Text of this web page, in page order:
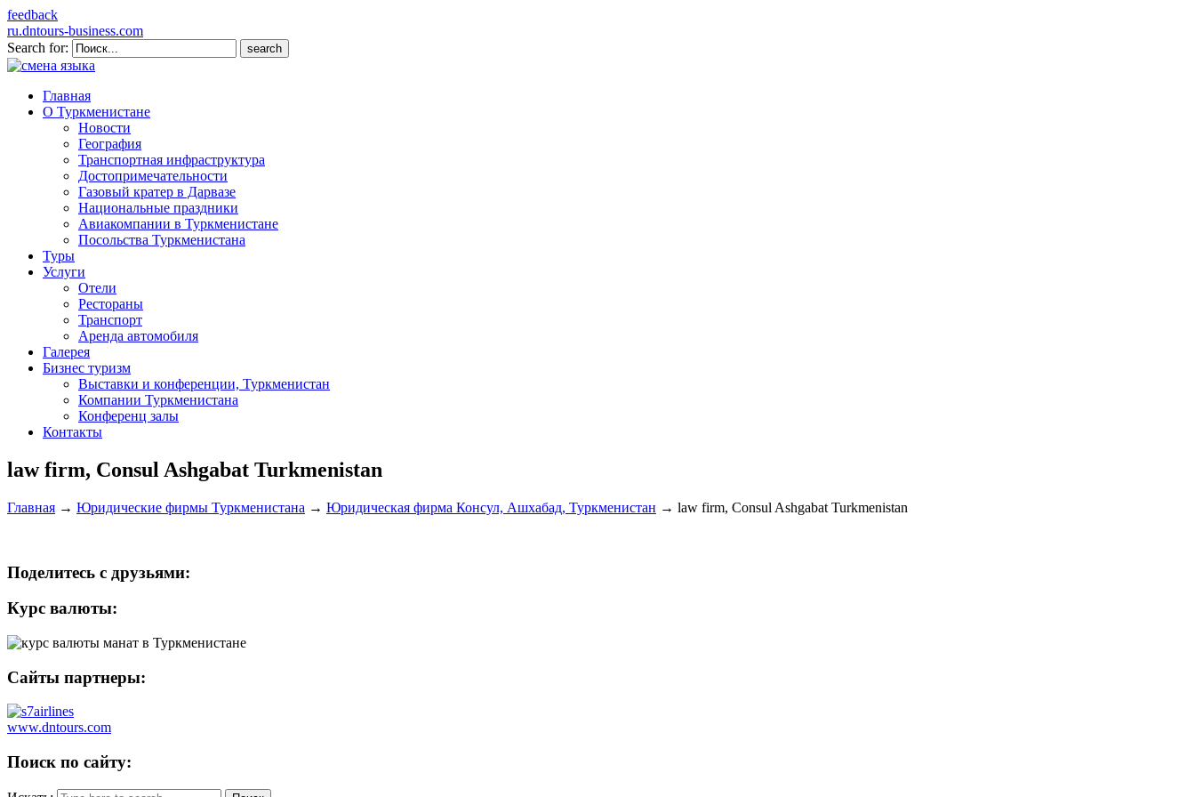
feedback
ru.dntours-business.com
Search for:
Главная
О Туркменистане
Новости
География
Транспортная инфраструктура
Достопримечательности
Газовый кратер в Дарвазе
Национальные праздники
Авиакомпании в Туркменистане
Посольства Туркменистана
Туры
Услуги
Отели
Рестораны
Транспорт
Аренда автомобиля
Галерея
Бизнес туризм
Выставки и конференции, Туркменистан
Компании Туркменистана
Конференц залы
Контакты
law firm, Consul Ashgabat Turkmenistan
Главная → Юридические фирмы Туркменистана → Юридическая фирма Консул, Ашхабад, Туркменистан → law firm, Consul Ashgabat Turkmenistan
Поделитесь с друзьями:
Курс валюты:
Сайты партнеры:
www.dntours.com
Поиск по сайту: